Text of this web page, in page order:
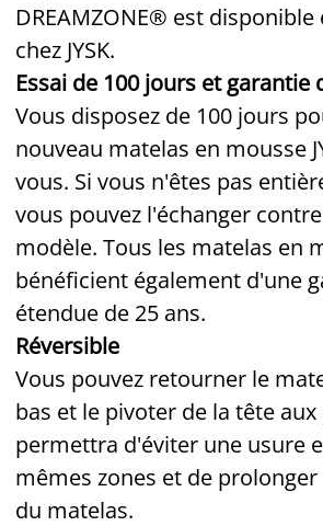
DREAMZONE® est
chez JYSK.
Essai de 100 jours et garantie
Vous disposez de 100 jours
nouveau matelas en mousse
vous. Si vous n'êtes pas
vous pouvez l'échanger
modèle. Tous les matelas en
bénéficient également d'une
étendue de 25 ans.
Réversible
Vous pouvez retourner le
bas et le pivoter de la tête aux
permettra d'éviter une usure
mêmes zones et de
du matelas.